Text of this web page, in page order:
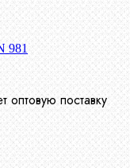
981
оптовую поставку